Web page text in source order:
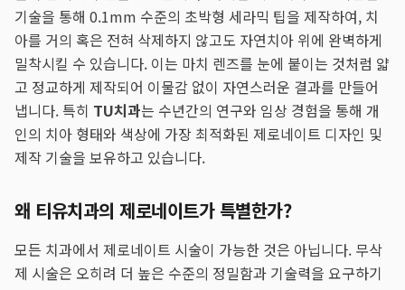
기술을 통해 0.1mm 수준의 초박형 세라믹 팁을 제작하여, 치
아를 거의 혹은 전혀 삭제하지 않고도 자연치아 위에 완벽하게
밀착시킬 수 있습니다. 이는 마치 렌즈를 눈에 붙이는 것처럼 얇
고 정교하게 제작되어 이물감 없이 자연스러운 결과를 만들어
냅니다. 특히 TU치과는 수년간의 연구와 임상 경험을 통해 개
인의 치아 형태와 색상에 가장 최적화된 제로네이트 디자인 및
제작 기술을 보유하고 있습니다.
왜 티유치과의 제로네이트가 특별한가?
모든 치과에서 제로네이트 시술이 가능한 것은 아닙니다. 무삭
제 시술은 오히려 더 높은 수준의 정밀함과 기술력을 요구하기